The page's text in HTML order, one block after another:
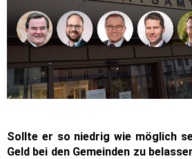
Sollte er so niedrig wie möglich
Geld bei den Gemeinden zu